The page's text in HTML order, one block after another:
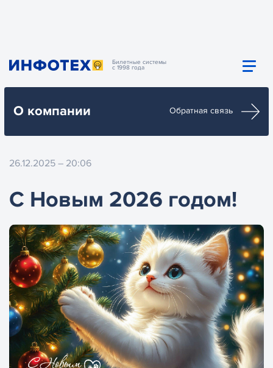
Билетные системы
с 1998 года
О компании Обратная связь
26.12.2025 – 20:06
С Новым 2026 годом!